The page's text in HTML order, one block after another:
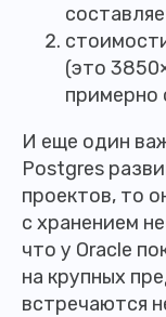
(это
примерно
И еще один
Postgres
проектов, то
с хранением
что у Oracle
на крупных
встречаются